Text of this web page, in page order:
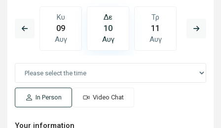
Κυ
09
Αυγ
Δε
10
Αυγ
Τρ
11
Αυγ
12
In Person Video Chat
Your information